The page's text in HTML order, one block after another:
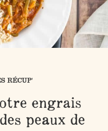
RÉCUP'
engrais
peaux de